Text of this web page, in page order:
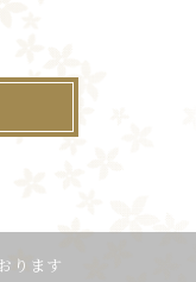
ります